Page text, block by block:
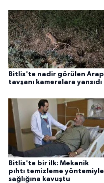
Bitlis'te nadir görülen Arap
tavşanı kameralara yansıdı
Bitlis'te bir ilk: Mekanik
pıhtı temizleme yöntemiyle
sağlığına kavuştu